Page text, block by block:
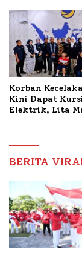
Mutiara
Korban
Kini Dapat
Elektrik, Lita
Nabil
BERITA